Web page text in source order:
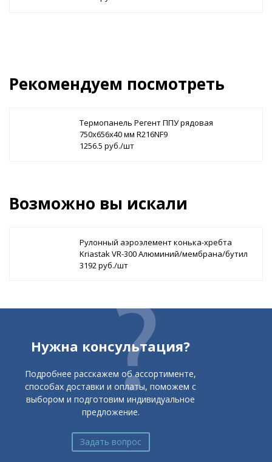
Рекомендуем посмотреть
Термопанель Регент ППУ рядовая
750х656х40 мм R216NF9
1256.5 руб./шт
Возможно вы искали
Рулонный аэроэлемент конька-хребта
Kriastak VR-300 Алюминий/мембрана/бутил
3192 руб./шт
Нужна консультация?
Подробнее расскажем об ассортименте,
способах доставки и оплаты, поможем с
выбором и подготовим индивидуальное
предложение.
Задать вопрос